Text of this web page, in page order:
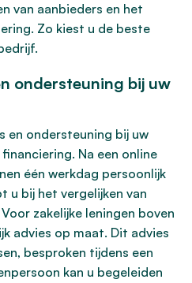
van aanbieders en het
Zo kiest u de beste
ondersteuning bij uw
en ondersteuning bij uw
Na een online
één werkdag persoonlijk
u bij het vergelijken van
zakelijke leningen boven
advies op maat. Dit advies
besproken tijdens een
kan u begeleiden